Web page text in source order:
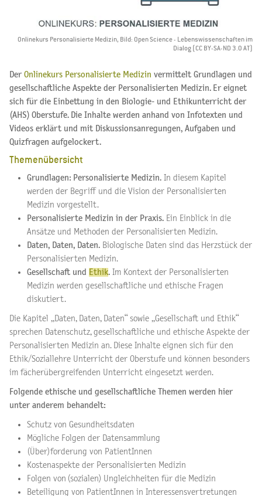
Onlinekurs Personalisierte Medizin, Bild: Open Science - Lebenswissenschaften im
Dialog (CC BY-SA-ND 3.0 AT)
Der Onlinekurs Personalisierte Medizin vermittelt Grundlagen und
gesellschaftliche Aspekte der Personalisierten Medizin. Er eignet
sich für die Einbettung in den Biologie- und Ethikunterricht der
(AHS) Oberstufe. Die Inhalte werden anhand von Infotexten und
Videos erklärt und mit Diskussionsanregungen, Aufgaben und
Quizfragen aufgelockert.
Themenübersicht
Grundlagen: Personalisierte Medizin. In diesem Kapitel
werden der Begriff und die Vision der Personalisierten
Medizin vorgestellt.
Personalisierte Medizin in der Praxis. Ein Einblick in die
Ansätze und Methoden der Personalisierten Medizin.
Daten, Daten, Daten. Biologische Daten sind das Herzstück der
Personalisierten Medizin.
Gesellschaft und Ethik. Im Kontext der Personalisierten
Medizin werden gesellschaftliche und ethische Fragen
diskutiert.
Die Kapitel „Daten, Daten, Daten“ sowie „Gesellschaft und Ethik“
sprechen Datenschutz, gesellschaftliche und ethische Aspekte der
Personalisierten Medizin an. Diese Inhalte eignen sich für den
Ethik/Soziallehre Unterricht der Oberstufe und können besonders
im fächerübergreifenden Unterricht eingesetzt werden.
Folgende ethische und gesellschaftliche Themen werden hier
unter anderem behandelt:
Schutz von Gesundheitsdaten
Mögliche Folgen der Datensammlung
(Über)forderung von PatientInnen
Kostenaspekte der Personalisierten Medizin
Folgen von (sozialen) Ungleichheiten für die Medizin
Beteiligung von PatientInnen in Interessensvertretungen